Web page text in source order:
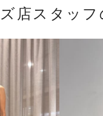
店スタッ